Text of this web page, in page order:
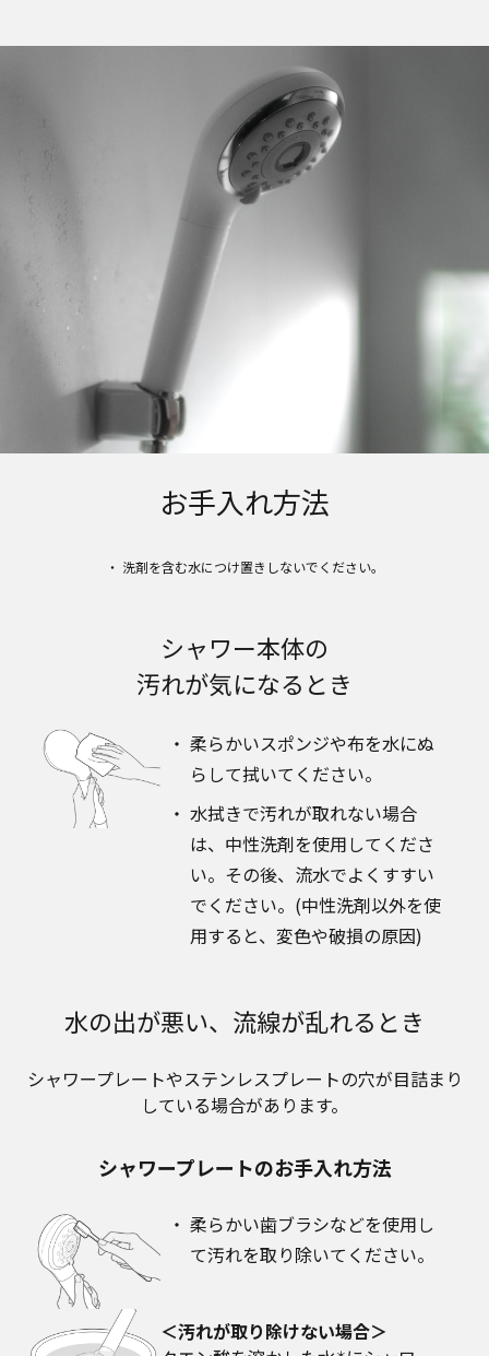
お手入れ方法
・ 洗剤を含む水につけ置きしないでください。
シャワー本体の
汚れが気になるとき
柔らかいスポンジや布を水にぬ
らして拭いてください。
水拭きで汚れが取れない場合
は、中性洗剤を使用してくださ
い。その後、流水でよくすすい
でください。(中性洗剤以外を使
用すると、変色や破損の原因)
水の出が悪い、流線が乱れるとき
シャワープレートやステンレスプレートの穴が目詰まり
している場合があります。
シャワープレートのお手入れ方法
柔らかい歯ブラシなどを使用し
て汚れを取り除いてください。
＜汚れが取り除けない場合＞